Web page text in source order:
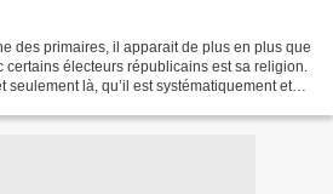
des primaires, il apparait de plus en plus que
électeurs républicains est sa religion.
seulement là, qu’il est systématiquement et